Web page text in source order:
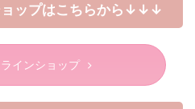
ップはこちらから↓↓↓
インショップ